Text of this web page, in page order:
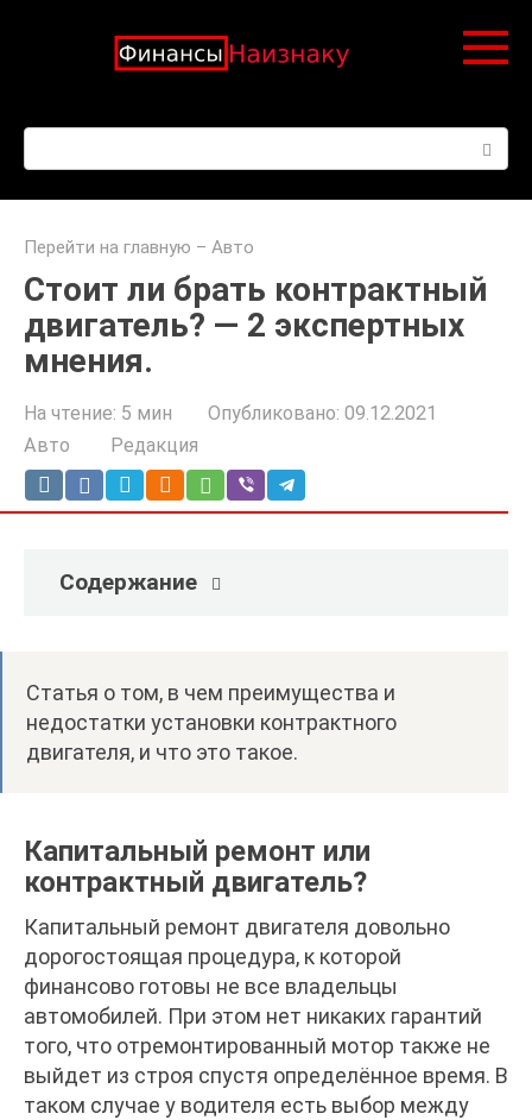
Перейти на главную – Авто
Стоит ли брать контрактный
двигатель? — 2 экспертных
мнения.
На чтение: 5 мин Опубликовано: 09.12.2021
Авто
Редакция
Содержание
Статья о том, в чем преимущества и
недостатки установки контрактного
двигателя, и что это такое.
Капитальный ремонт или
контрактный двигатель?
Капитальный ремонт двигателя довольно
дорогостоящая процедура, к которой
финансово готовы не все владельцы
автомобилей. При этом нет никаких гарантий
того, что отремонтированный мотор также не
выйдет из строя спустя определённое время. В
таком случае у водителя есть выбор между